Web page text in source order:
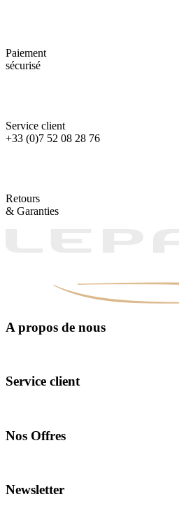
Paiement
sécurisé
Service client
+33 (0)7 52 08 28 76
Retours
& Garanties
A propos de nous
Service client
Nos Offres
Newsletter